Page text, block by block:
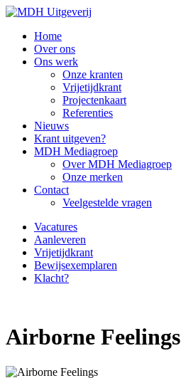
Home
Over ons
Ons werk
Onze kranten
Vrijetijdkrant
Projectenkaart
Referenties
Nieuws
Krant uitgeven?
MDH Mediagroep
Over MDH Mediagroep
Onze merken
Contact
Veelgestelde vragen
Vacatures
Aanleveren
Vrijetijdkrant
Bewijsexemplaren
Klacht?
Airborne Feelings